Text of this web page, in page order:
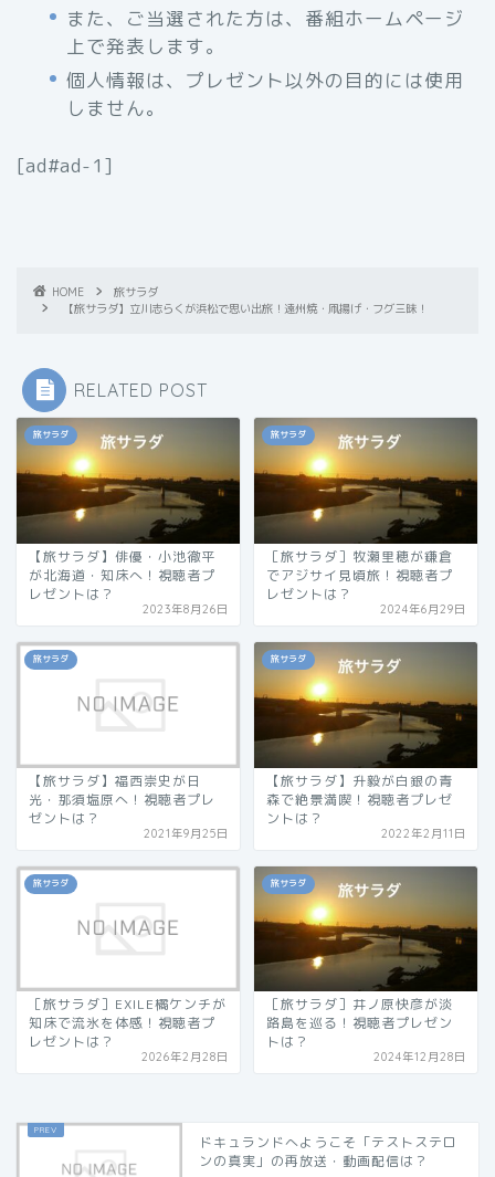
また、ご当選された方は、番組ホームページ
上で発表します。
個人情報は、プレゼント以外の目的には使用
しません。
[ad#ad-1]
HOME
旅サラダ
【旅サラダ】立川志らくが浜松で思い出旅！遠州焼・凧揚げ・フグ三昧！
RELATED POST
旅サラダ
【旅サラダ】俳優・小池徹平
が北海道・知床へ！視聴者プ
レゼントは？
2023年8月26日
旅サラダ
［旅サラダ］牧瀬里穂が鎌倉
でアジサイ見頃旅！視聴者プ
レゼントは？
2024年6月29日
旅サラダ
【旅サラダ】福西崇史が日
光・那須塩原へ！視聴者プレ
ゼントは？
2021年9月25日
旅サラダ
【旅サラダ】升毅が白銀の青
森で絶景満喫！視聴者プレゼ
ントは？
2022年2月11日
旅サラダ
［旅サラダ］EXILE橘ケンチが
知床で流氷を体感！視聴者プ
レゼントは？
2026年2月28日
旅サラダ
［旅サラダ］井ノ原快彦が淡
路島を巡る！視聴者プレゼン
トは？
2024年12月28日
ドキュランドへようこそ「テストステロ
ンの真実」の再放送・動画配信は？